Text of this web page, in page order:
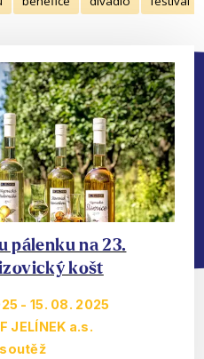
pálenku na 23.
košt
-15. 08. 2025
JELÍNEK a.s.
soutěž